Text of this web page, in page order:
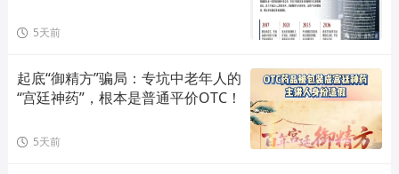
5天前
起底“御精方”骗局：专坑中老年人的
“宫廷神药”，根本是普通平价OTC！
5天前